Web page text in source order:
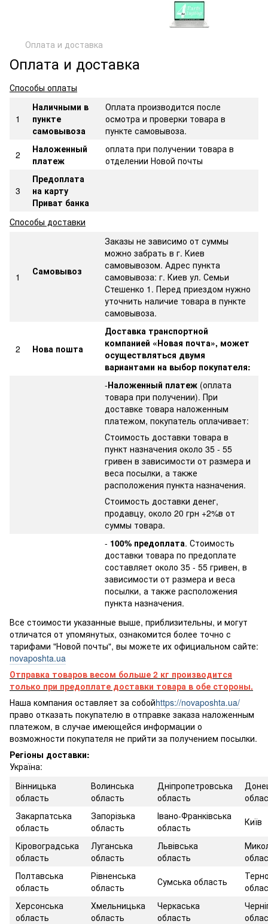
Оплата и доставка
Оплата и доставка
Способы оплаты
1
Наличными в
пункте
самовывоза
Оплата производится после
осмотра и проверки товара в
пункте самовывоза.
2
Наложенный
платеж
оплата при получении товара в
отделении Новой почты
3
Предоплата
на карту
Приват банка
Способы доставки
1 Самовывоз
Заказы не зависимо от суммы
можно забрать в г. Киев
самовывозом. Адрес пункта
самовывоза: г. Киев ул. Семьи
Стешенко 1. Перед приездом нужно
уточнить наличие товара в пункте
самовывоза.
2 Нова пошта
Доставка транспортной
компанией «Новая почта», может
осуществляться двумя
вариантами на выбор покупателя:
-Наложенный платеж (оплата
товара при получении). При
доставке товара наложенным
платежом, покупатель оплачивает:
Стоимость доставки товара в
пункт назначения около 35 - 55
гривен в зависимости от размера и
веса посылки, а также
расположения пункта назначения.
Стоимость доставки денег,
продавцу, около 20 грн +2%в от
суммы товара.
- 100% предоплата. Стоимость
доставки товара по предоплате
составляет около 35 - 55 гривен, в
зависимости от размера и веса
посылки, а также расположения
пункта назначения.
Все стоимости указанные выше, приблизительны, и могут
отличатся от упомянутых, ознакомится более точно с
тарифами "Новой почты", вы можете их официальном сайте:
novaposhta.ua
Отправка товаров весом больше 2 кг производится
только при предоплате доставки товара в обе стороны.
Наша компания оставляет за собойhttps://novaposhta.ua/
право отказать покупателю в отправке заказа наложенным
платежом, в случае имеющейся информации о
возможности покупателя не прийти за получением посылки.
Регіоны доставки:
Україна:
Вінницька
область
Волинська
область
Дніпропетровська
область
Закарпатська
область
Запорізька
область
Івано-Франківська
область
Київ
Кіровоградська
область
Луганська
область
Львівська
область
Полтавська
область
Рівненська
область
Сумська область
Херсонська
область
Хмельницька
область
Черкаська
область